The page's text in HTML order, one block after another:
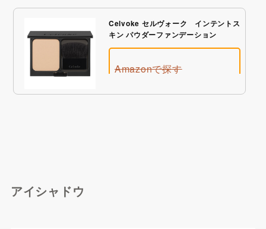
Celvoke セルヴォーク インテントス
キン パウダーファンデーション
Amazonで探す
アイシャドウ